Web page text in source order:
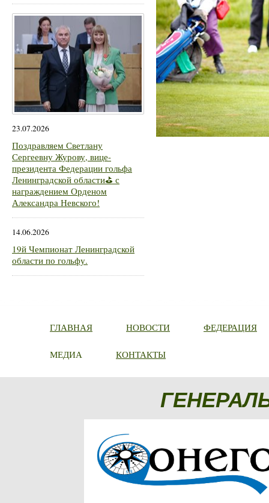
23.07.2026
Поздравляем Светлану
Сергеевну Журову, вице-
президента Федерации гольфа
Ленинградской области⛳ с
награждением Орденом
Александра Невского!
14.06.2026
19й Чемпионат Ленинградской
области по гольфу.
ГЛАВНАЯ НОВОСТИ ФЕДЕРАЦИЯ
МЕДИА КОНТАКТЫ